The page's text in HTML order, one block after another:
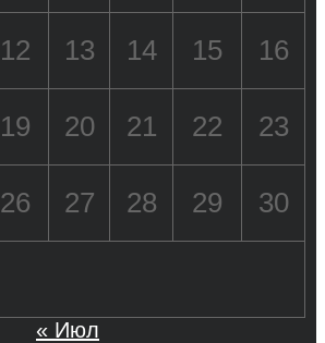
12 13 14 15 16
19 20 21 22 23
26 27 28 29 30
« Июл